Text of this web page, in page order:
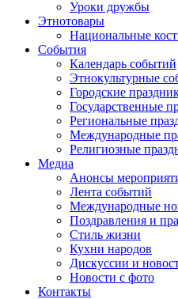
Уроки дружбы
Этнотовары
Национальные
События
Календарь событий
Этнокультурные
Городские
Государственные
Региональные
Международные
Религиозные
Медиа
Анонсы
Лента событий
Международные
Поздравления и
Cтиль жизни
Кухни народов
Дискуссии и
Новости с фото
Контакты